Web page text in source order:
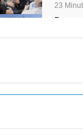
23
2 Horas